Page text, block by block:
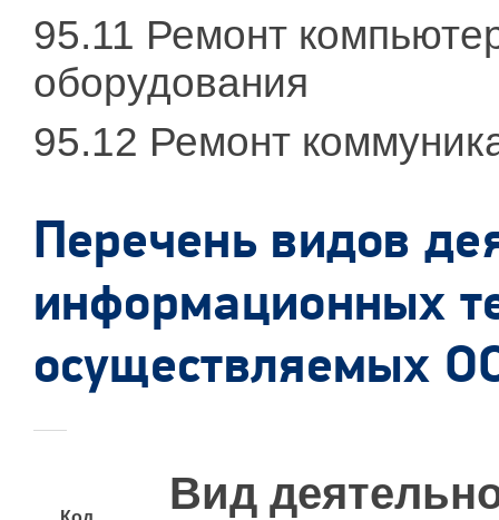
95.11 Ремонт
оборудования
95.12 Ремонт
Перечень видов
информационных
осуществляемых
Вид